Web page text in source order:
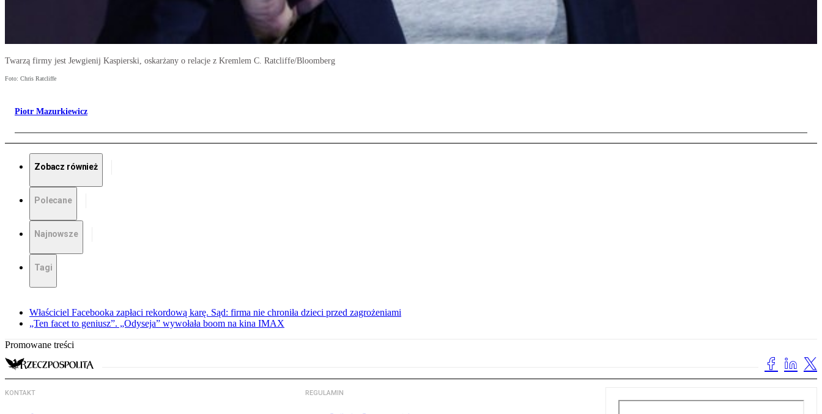
Twarzą firmy jest Jewgienij Kaspierski, oskarżany o relacje z Kremlem C. Ratcliffe/Bloomberg
Foto: Chris Ratcliffe
Piotr Mazurkiewicz
Zobacz również
Polecane
Najnowsze
Tagi
Właściciel Facebooka zapłaci rekordową karę. Sąd: firma nie chroniła dzieci przed zagrożeniami
„Ten facet to geniusz”. „Odyseja” wywołała boom na kina IMAX
Promowane treści
KONTAKT REGULAMIN